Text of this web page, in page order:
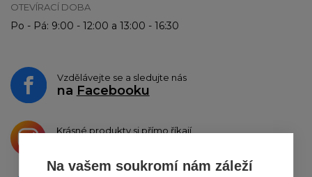
Na vašem soukromí nám záleží
OTEVÍRACÍ DOBA
Po - Pá: 9:00 - 12:00 a 13:00 - 16:30
Vzdělávejte se a sledujte nás
na Facebooku
Krásné produkty si přímo říkají